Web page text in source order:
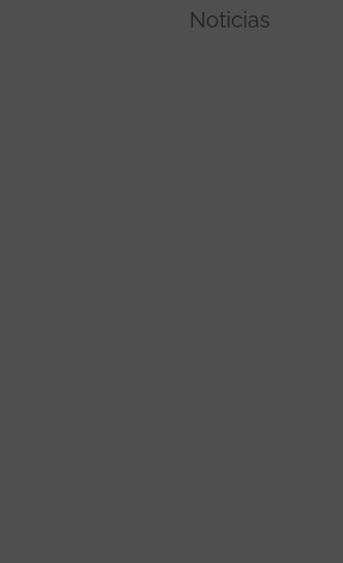
Noticias